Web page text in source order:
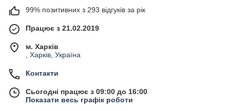
99% позитивних з 293 відгуків за рік
Працює з 21.02.2019
м. Харків
, Харків, Україна
Контакти
Сьогодні працює з 09:00 до 16:00
Показати весь графік роботи